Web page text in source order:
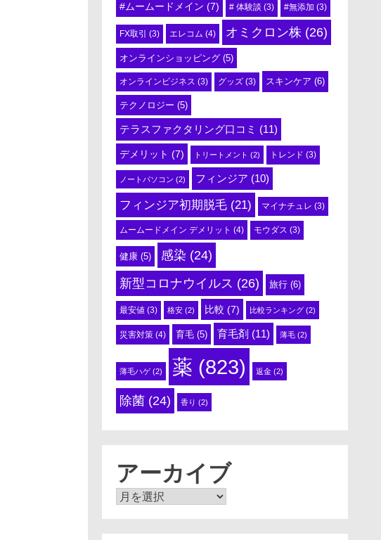
#ムームードメイン (7) # 体験談 (3) #無添加 (3)
FX取引 (3) エレコム (4) オミクロン株 (26)
オンラインショッピング (5)
オンラインビジネス (3) グッズ (3) スキンケア (6)
テクノロジー (5)
テラスファクタリング口コミ (11)
デメリット (7) トリートメント (2) トレンド (3)
ノートパソコン (2) フィンジア (10)
フィンジア初期脱毛 (21) マイナチュレ (3)
ムームードメイン デメリット (4) モウダス (3)
健康 (5) 感染 (24)
新型コロナウイルス (26) 旅行 (6)
最安値 (3) 格安 (2) 比較 (7) 比較ランキング (2)
災害対策 (4) 育毛 (5) 育毛剤 (11) 薄毛 (2)
薄毛ハゲ(2) 薬 (823) 返金 (2)
除菌 (24) 香り (2)
アーカイブ
ア